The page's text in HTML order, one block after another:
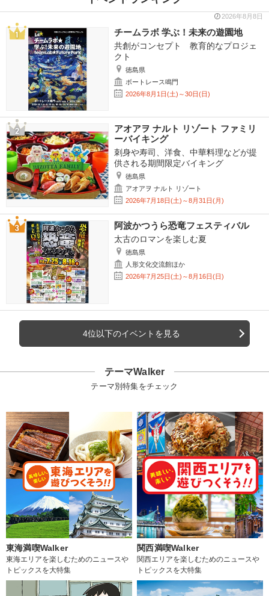
2026年8月8日
チームラボ 学ぶ！未来の遊園地
共創がコンセプト 教育的なプロジェ
クト
徳島県
ボートレース鳴門
2026年8月1日(土)～30日(日)
アオアヲ ナルト リゾート ファミリ
ーバイキング
刺身や寿司、洋食、中華料理などが提
供される期間限定バイキング
徳島県
アオアヲ ナルト リゾート
2026年7月18日(土)～8月31日(月)
阿波かつうら恐竜フェスティバル
太古のロマンを楽しむ夏
徳島県
人形文化交流館ほか
2026年7月25日(土)～8月16日(日)
4位以下のイベントを見る
テーマWalker
テーマ別特集をチェック
東海満喫Walker
東海エリアを楽しむためのニュースや
トピックスを大特集
関西満喫Walker
関西エリアを楽しむためのニュースや
トピックスを大特集